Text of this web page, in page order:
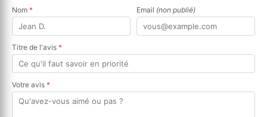
Nom * Email (non publié)
Titre de l'avis *
Votre avis *